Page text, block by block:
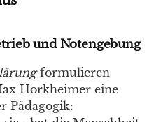
und Notengebung
formulieren
Horkheimer eine
Pädagogik: